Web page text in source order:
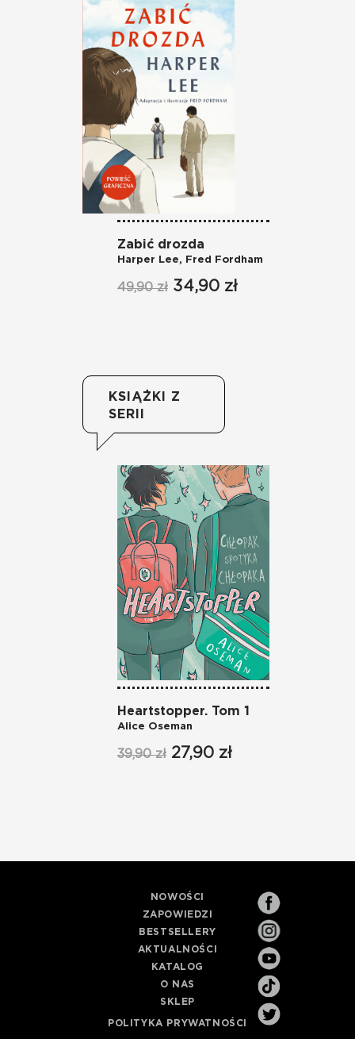
Zabić drozda
Harper Lee, Fred Fordham
49,90 zł 34,90 zł
KSIĄŻKI Z
SERII
Heartstopper. Tom 1
Alice Oseman
39,90 zł 27,90 zł
NOWOŚCI
ZAPOWIEDZI
BESTSELLERY
AKTUALNOŚCI
KATALOG
O NAS
SKLEP
POLITYKA PRYWATNOŚCI